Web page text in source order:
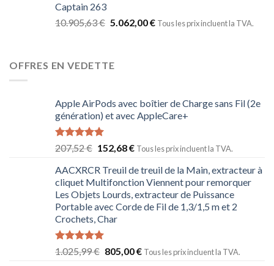
Captain 263
10.905,63€ 5.062,00€ Tous les prix incluent la TVA.
OFFRES EN VEDETTE
Apple AirPods avec boîtier de Charge sans Fil (2e
génération) et avec AppleCare+
Note5.00
sur 5
207,52€ 152,68€ Tous les prix incluent la TVA.
AACXRCR Treuil de treuil de la Main, extracteur à
cliquet Multifonction Viennent pour remorquer
Les Objets Lourds, extracteur de Puissance
Portable avec Corde de Fil de 1,3/1,5 m et 2
Crochets, Char
Note 5.00
1.025,99€ 805,00€ Tous les prix incluent la TVA.